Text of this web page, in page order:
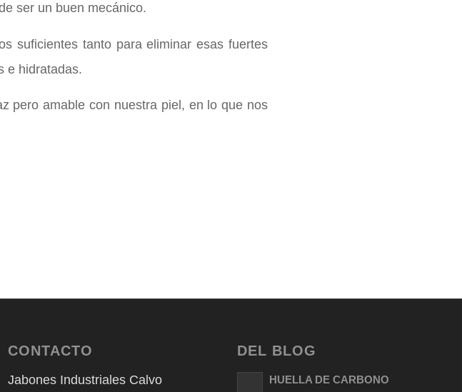
ser un buen mecánico.
suficientes tanto para eliminar esas fuertes
e hidratadas.
pero amable con nuestra piel, en lo que nos
CONTACTO
Jabones Industriales Calvo
DEL BLOG
HUELLA DE CARBONO